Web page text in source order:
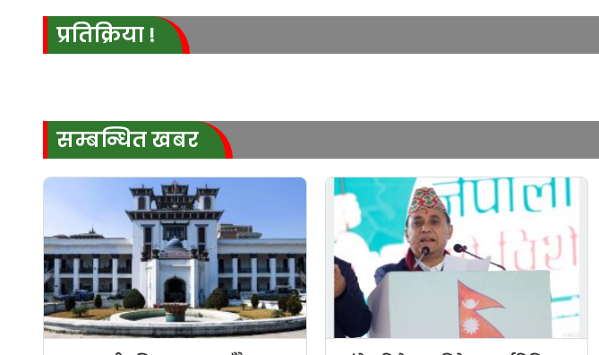
प्रतिक्रिया !
सम्बन्धित खबर